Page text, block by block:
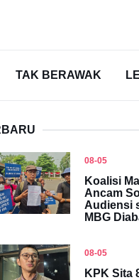
TAK BERAWAK
08-05
Koalisi
Ancam
Audiensi
MBG
08-05
KPK Sita